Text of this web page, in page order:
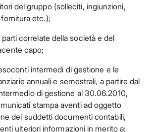
del gruppo (solleciti, ingiunzioni,
etc.);
correlate della società e del
capo;
intermedi di gestione e le
annuali e semestrali, a partire dal
di gestione al 30.06.2010,
stampa aventi ad oggetto
dei suddetti documenti contabili,
ulteriori informazioni in merito a: